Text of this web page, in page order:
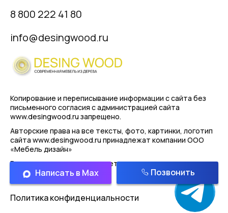
8 800 222 41 80
info@desingwood.ru
Копирование и переписывание информации с сайта без
письменного согласия с администрацией сайта
www.desingwood.ru запрещено.
Авторские права на все тексты, фото, картинки, логотип
сайта www.desingwood.ru принадлежат компании ООО
«Мебель дизайн»
Реальные изделия могут иметь отличая от картинок
представленным на сайте!
Политика конфиденциальности
Написать в Max Позвонить